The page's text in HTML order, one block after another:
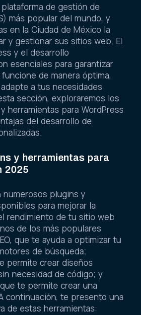
de gestión de
más popular del mundo, y
en la Ciudad de México la
y gestionar sus sitios web. El
y el desarrollo
esenciales para garantizar
de manera óptima,
a tus necesidades
sección, exploraremos los
herramientas para WordPress
del desarrollo de
y herramientas para
2025
numerosos plugins y
para mejorar la
rendimiento de tu sitio web
de los más populares
que te ayuda a optimizar tu
de búsqueda;
permite crear diseños
necesidad de código; y
te permite crear una
continuación, te presento una
de estas herramientas: